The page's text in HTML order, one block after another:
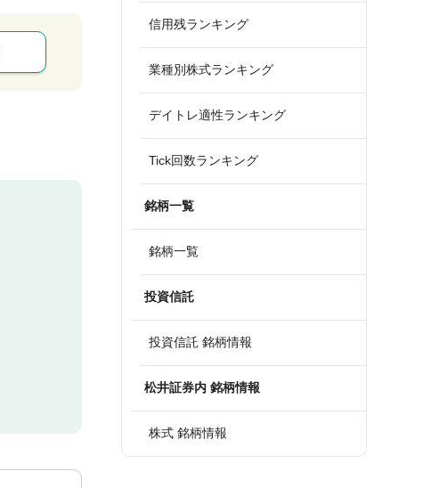
信用残ランキング
業種別株式ランキング
デイトレ適性ランキング
Tick回数ランキング
銘柄一覧
銘柄一覧
投資信託
投資信託 銘柄情報
松井証券内 銘柄情報
株式 銘柄情報